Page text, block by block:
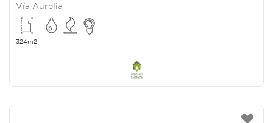
Vía Aurelia
324m2